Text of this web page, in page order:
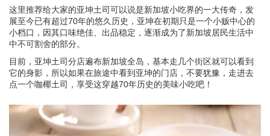
这里推荐给大家的亚坤土司可以说是新加坡小吃界的一大传奇，发
展至今已有超过70年的悠久历史，亚坤在初期只是一个小贩中心的
小档口，因其口味绝佳、出品稳定，逐渐成为了新加坡居民生活中
中不可割舍的部分。
目前，亚坤土司分店遍布新加坡全岛，基本走几个街区就可以看到
它的身影，所以如果在旅途中看到亚坤的门店，不要犹豫，走进去
点一个咖椰土司，享受这穿越70年历史的美味小吃吧！